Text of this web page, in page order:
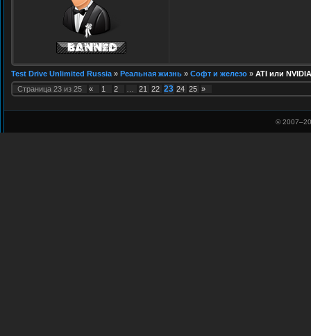
Test Drive Unlimited Russia » Реальная жизнь » Софт и железо » ATI или
Страница 23 из 25 « 1 2 21 22 23 24 25 »
© 2007–